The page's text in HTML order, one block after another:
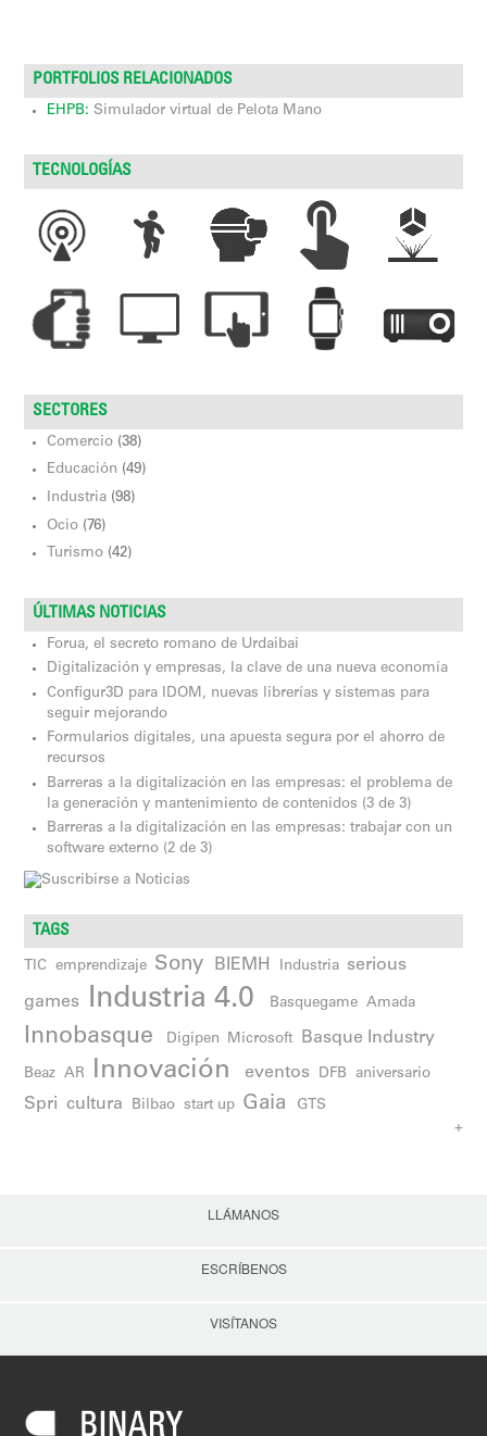
PORTFOLIOS RELACIONADOS
EHPB: Simulador virtual de Pelota Mano
TECNOLOGÍAS
SECTORES
Comercio (38)
Educación (49)
Industria (98)
Ocio (76)
Turismo (42)
ÚLTIMAS NOTICIAS
Forua, el secreto romano de Urdaibai
Digitalización y empresas, la clave de una nueva economía
Configur3D para IDOM, nuevas librerías y sistemas para
seguir mejorando
Formularios digitales, una apuesta segura por el ahorro de
recursos
Barreras a la digitalización en las empresas: el problema de
la generación y mantenimiento de contenidos (3 de 3)
Barreras a la digitalización en las empresas: trabajar con un
software externo (2 de 3)
TAGS
TIC emprendizaje Sony BIEMH Industria serious
games Industria 4.0 Basquegame Amada
Innobasque Digipen Microsoft Basque Industry
Beaz AR Innovación eventos DFB aniversario
Spri cultura Bilbao start up Gaia
GTS
+
LLÁMANOS
ESCRÍBENOS
VISÍTANOS